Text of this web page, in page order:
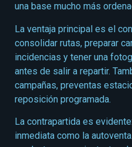
una base mucho más
La ventaja principal es el
consolidar rutas, preparar
incidencias y tener una
antes de salir a repartir.
campañas, preventas
reposición programada.
La contrapartida es
inmediata como la